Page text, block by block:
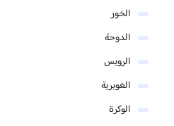
الخور
الدوحة
الرويس
الغويرية
الوكرة